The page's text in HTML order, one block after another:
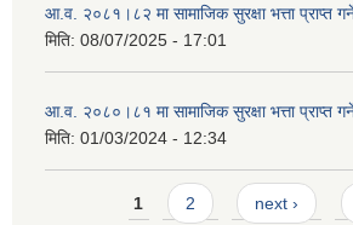
आ.व. २०८१।८२ मा सामाजिक सुरक्षा भत्ता प्राप्त
मिति: 08/07/2025 - 17:01
आ.व. २०८०।८१ मा सामाजिक सुरक्षा भत्ता प्राप्त
मिति: 01/03/2024 - 12:34
Pages1 2 next ›